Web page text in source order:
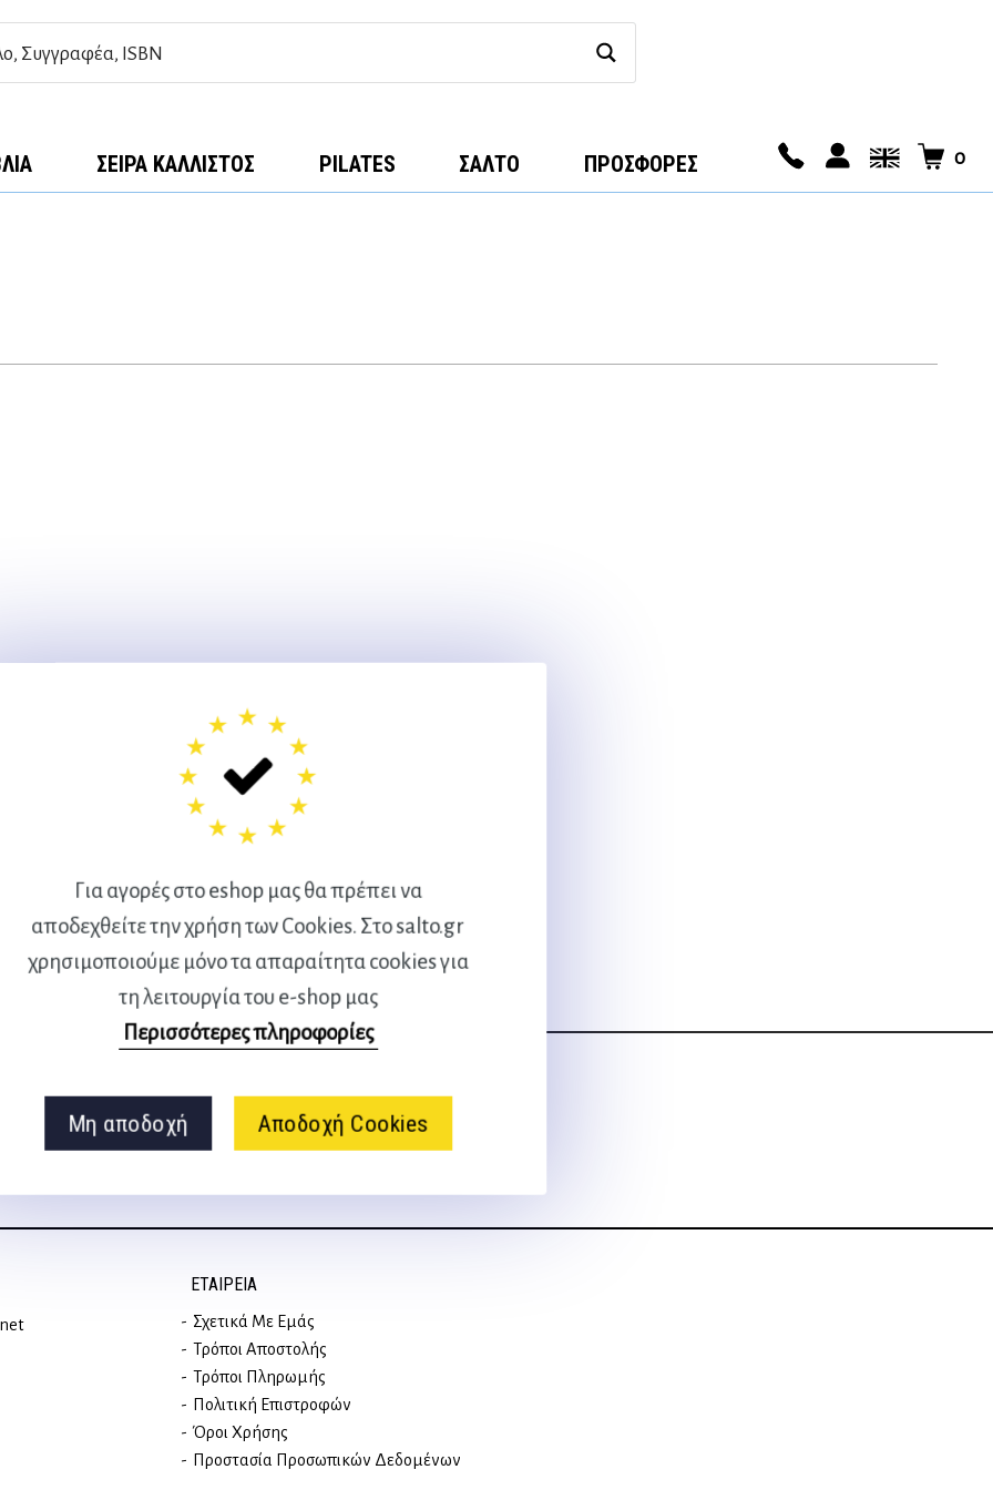
Για αγορές στο eshop μας θα πρέπει να
αποδεχθείτε την χρήση των Cookies. Στο salto.gr
χρησιμοποιούμε μόνο τα απαραίτητα cookies για
τη λειτουργία του e-shop μας
Περισσότερες πληροφορίες
Μη αποδοχή Αποδοχή Cookies
ΣΕΙΡΆ ΚΆΛΛΙΣΤΟΣ PILATES ΣΑΛΤΟ ΠΡΟΣΦΟΡΕΣ 0
Ακολουθήστε μας
στα social media
ΕΤΑΙΡΕΊΑ
Σχετικά Με Εμάς
Τρόποι Αποστολής
Τρόποι Πληρωμής
Πολιτική Επιστροφών
Όροι Χρήσης
Προστασία Προσωπικών Δεδομένων